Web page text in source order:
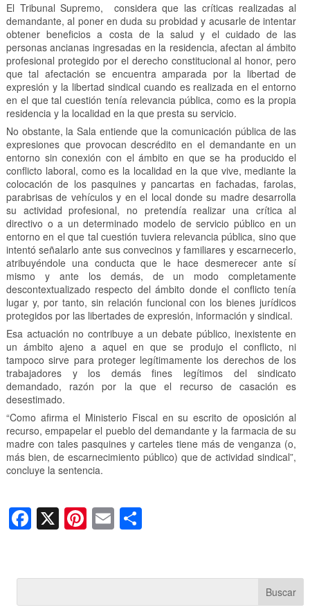
El Tribunal Supremo, considera que las críticas realizadas al
demandante, al poner en duda su probidad y acusarle de intentar
obtener beneficios a costa de la salud y el cuidado de las
personas ancianas ingresadas en la residencia, afectan al ámbito
profesional protegido por el derecho constitucional al honor, pero
que tal afectación se encuentra amparada por la libertad de
expresión y la libertad sindical cuando es realizada en el entorno
en el que tal cuestión tenía relevancia pública, como es la propia
residencia y la localidad en la que presta su servicio.
No obstante, la Sala entiende que la comunicación pública de las
expresiones que provocan descrédito en el demandante en un
entorno sin conexión con el ámbito en que se ha producido el
conflicto laboral, como es la localidad en la que vive, mediante la
colocación de los pasquines y pancartas en fachadas, farolas,
parabrisas de vehículos y en el local donde su madre desarrolla
su actividad profesional, no pretendía realizar una crítica al
directivo o a un determinado modelo de servicio público en un
entorno en el que tal cuestión tuviera relevancia pública, sino que
intentó señalarlo ante sus convecinos y familiares y escarnecerlo,
atribuyéndole una conducta que le hace desmerecer ante sí
mismo y ante los demás, de un modo completamente
descontextualizado respecto del ámbito donde el conflicto tenía
lugar y, por tanto, sin relación funcional con los bienes jurídicos
protegidos por las libertades de expresión, información y sindical.
Esa actuación no contribuye a un debate público, inexistente en
un ámbito ajeno a aquel en que se produjo el conflicto, ni
tampoco sirve para proteger legítimamente los derechos de los
trabajadores y los demás fines legítimos del sindicato
demandado, razón por la que el recurso de casación es
desestimado.
“Como afirma el Ministerio Fiscal en su escrito de oposición al
recurso, empapelar el pueblo del demandante y la farmacia de su
madre con tales pasquines y carteles tiene más de venganza (o,
más bien, de escarnecimiento público) que de actividad sindical”,
concluye la sentencia.
F
a
e
X Pi
nt
e
E
m
C
p